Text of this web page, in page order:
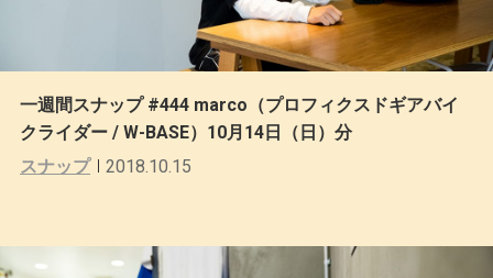
一週間スナップ #444 marco（プロフィクスドギアバイ
クライダー / W-BASE）10月14日（日）分
スナップ
2018.10.15